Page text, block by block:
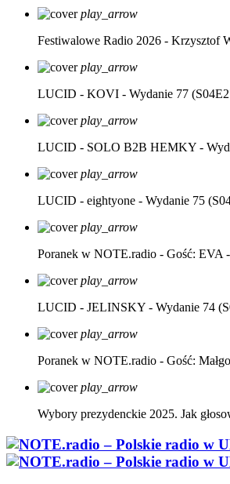
play_arrow
Festiwalowe Radio 2026 - Krzysztof
play_arrow
LUCID - KOVI - Wydanie 77
play_arrow
LUCID - SOLO B2B HEMKY -
play_arrow
LUCID - eightyone - Wydanie 75
play_arrow
Poranek w NOTE.radio - Gość: EVA
play_arrow
LUCID - JELINSKY - Wydanie 74
play_arrow
Poranek w NOTE.radio - Gość:
play_arrow
Wybory prezydenckie 2025. Jak